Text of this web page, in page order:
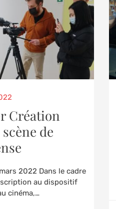
Création
scène de
2022 Dans le cadre
au dispositif
cinéma,…